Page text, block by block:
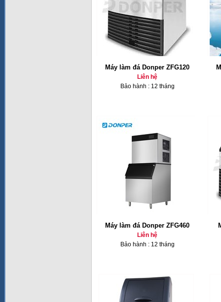
Máy làm đá Donper ZFG120
Liên hệ
Bảo hành : 12 tháng
Máy làm đá Donper ZFG460
Liên hệ
Bảo hành : 12 tháng